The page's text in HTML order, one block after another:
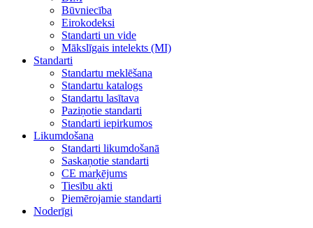
Būvniecība
Eirokodeksi
Standarti un vide
Mākslīgais intelekts (MI)
Standarti
Standartu meklēšana
Standartu katalogs
Standartu lasītava
Paziņotie standarti
Standarti iepirkumos
Likumdošana
Standarti likumdošanā
Saskaņotie standarti
CE marķējums
Tiesību akti
Piemērojamie standarti
Noderīgi